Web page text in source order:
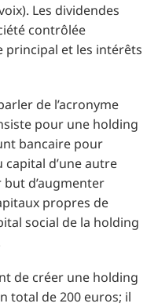
Les dividendes
contrôlée
et les intérêts
de l’acronyme
pour une holding
bancaire pour
d’une autre
d’augmenter
propres de
social de la holding
de créer une holding
total de 200 euros; il